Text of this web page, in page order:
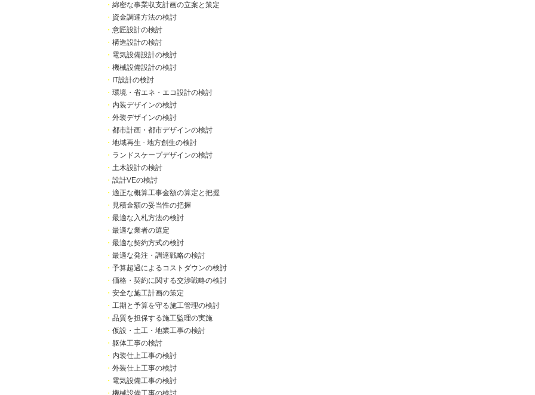
・ 綿密な事業収支計画の立案と策定
・ 資金調達方法の検討
・ 意匠設計の検討
・ 構造設計の検討
・ 電気設備設計の検討
・ 機械設備設計の検討
・ IT設計の検討
・ 環境・省エネ・エコ設計の検討
・ 内装デザインの検討
・ 外装デザインの検討
・ 都市計画・都市デザインの検討
・ 地域再生 - 地方創生の検討
・ ランドスケープデザインの検討
・ 土木設計の検討
・ 設計VEの検討
・ 適正な概算工事金額の算定と把握
・ 見積金額の妥当性の把握
・ 最適な入札方法の検討
・ 最適な業者の選定
・ 最適な契約方式の検討
・ 最適な発注・調達戦略の検討
・ 予算超過によるコストダウンの検討
・ 価格・契約に関する交渉戦略の検討
・ 安全な施工計画の策定
・ 工期と予算を守る施工管理の検討
・ 品質を担保する施工監理の実施
・ 仮設・土工・地業工事の検討
・ 躯体工事の検討
・ 内装仕上工事の検討
・ 外装仕上工事の検討
・ 電気設備工事の検討
・ 機械設備工事の検討